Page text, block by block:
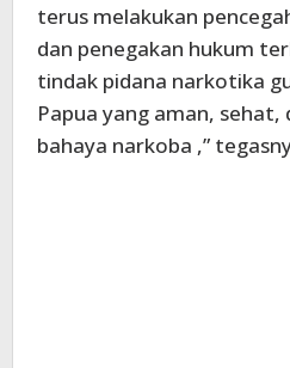
terus melakukan
dan penegakan hukum
tindak pidana narkotika
Papua yang aman, sehat,
bahaya narkoba ,”